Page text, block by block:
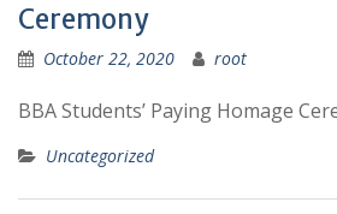
Ceremony
October 22, 2020 root
BBA Students’ Paying Homage
Uncategorized